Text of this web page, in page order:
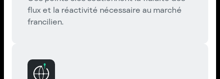
flux et la réactivité nécessaire au marché
francilien.